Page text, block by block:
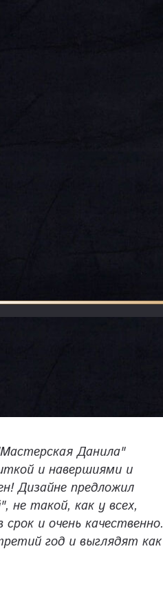
Данила"
и навершиями и
Дизайне предложил
не такой, как у всех,
и очень качественно.
год и выглядят как